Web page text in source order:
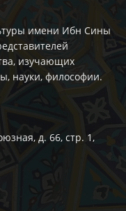
имени Ибн Сины
изучающих
науки, философии.
д. 66, стр. 1,